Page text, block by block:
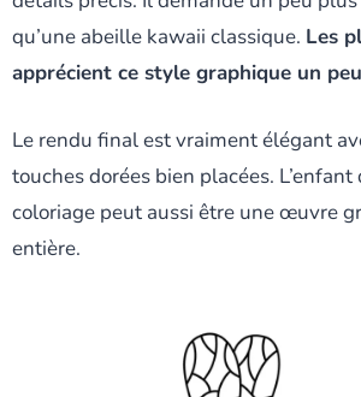
qu’une abeille kawaii classique. Les
apprécient ce style graphique un
Le rendu final est vraiment élégant
touches dorées bien placées. L’enfant
coloriage peut aussi être une œuvre
entière.